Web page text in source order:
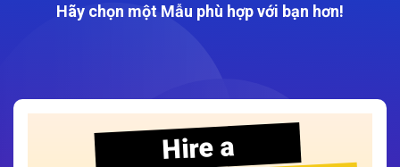
Hãy chọn một Mẫu phù hợp với bạn hơn!
Hire a